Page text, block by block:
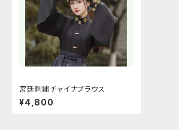
宮廷刺繍チャイナブラウス
¥4,800